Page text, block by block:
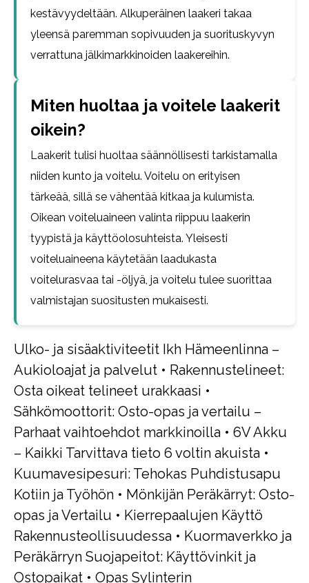
kestävyydeltään. Alkuperäinen laakeri takaa
yleensä paremman sopivuuden ja suorituskyvyn
verrattuna jälkimarkkinoiden laakereihin.
Miten huoltaa ja voitele laakerit
oikein?
Laakerit tulisi huoltaa säännöllisesti tarkistamalla
niiden kunto ja voitelu. Voitelu on erityisen
tärkeää, sillä se vähentää kitkaa ja kulumista.
Oikean voiteluaineen valinta riippuu laakerin
tyypistä ja käyttöolosuhteista. Yleisesti
voiteluaineena käytetään laadukasta
voitelurasvaa tai -öljyä, ja voitelu tulee suorittaa
valmistajan suositusten mukaisesti.
Ulko- ja sisäaktiviteetit Ikh Hämeenlinna –
Aukioloajat ja palvelut • Rakennustelineet:
Osta oikeat telineet urakkaasi •
Sähkömoottorit: Osto-opas ja vertailu –
Parhaat vaihtoehdot markkinoilla • 6V Akku
– Kaikki Tarvittava tieto 6 voltin akuista •
Kuumavesipesuri: Tehokas Puhdistusapu
Kotiin ja Työhön • Mönkijän Peräkärryt: Osto-
opas ja Vertailu • Kierrepaalujen Käyttö
Rakennusteollisuudessa • Kuormaverkko ja
Peräkärryn Suojapeitot: Käyttövinkit ja
Ostopaikat • Opas Sylinterin